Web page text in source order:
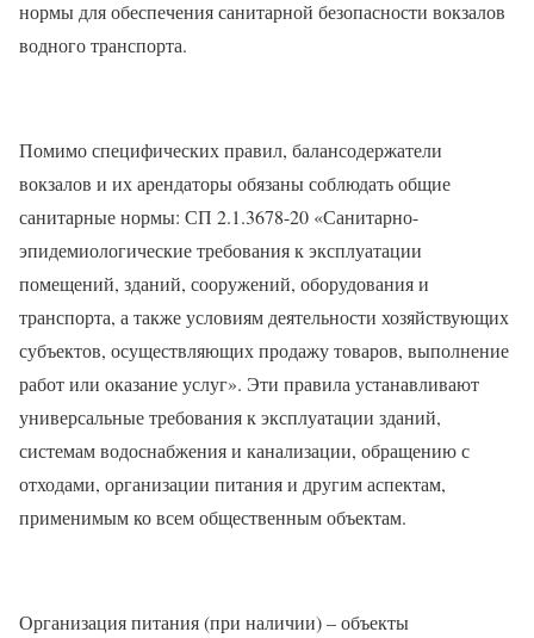
нормы для обеспечения санитарной безопасности вокзалов
водного транспорта.
️Помимо специфических правил, балансодержатели
вокзалов и их арендаторы обязаны соблюдать общие
санитарные нормы: СП 2.1.3678-20 «Санитарно-
эпидемиологические требования к эксплуатации
помещений, зданий, сооружений, оборудования и
транспорта, а также условиям деятельности хозяйствующих
субъектов, осуществляющих продажу товаров, выполнение
работ или оказание услуг». Эти правила устанавливают
универсальные требования к эксплуатации зданий,
системам водоснабжения и канализации, обращению с
отходами, организации питания и другим аспектам,
применимым ко всем общественным объектам.
️Организация питания (при наличии) – объекты